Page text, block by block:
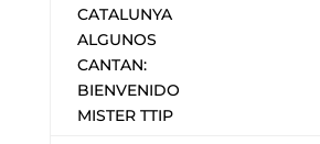
CATALUNYA
ALGUNOS
CANTAN:
BIENVENIDO
MISTER TTIP